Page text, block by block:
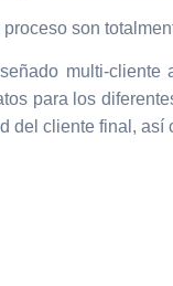
son
multi-
para los
del cliente final,